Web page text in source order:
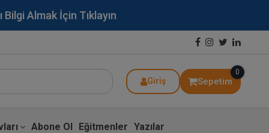
Almak İçin Tıklayın
Giriş Sepetim
0
Abone Ol Eğitmenler Yazılar